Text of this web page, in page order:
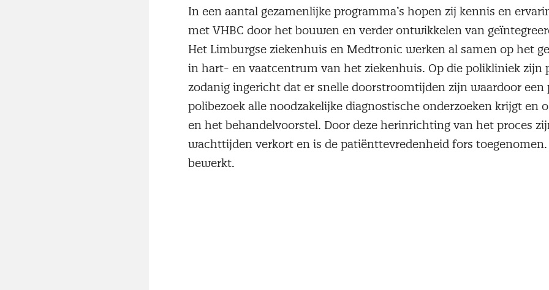
In een aantal gezamenlijke programma’s hopen zij kennis en
met VHBC door het bouwen en verder ontwikkelen van
Het Limburgse ziekenhuis en Medtronic werken al samen op het
in hart- en vaatcentrum van het ziekenhuis. Op die polikliniek zijn
zodanig ingericht dat er snelle doorstroomtijden zijn waardoor een
polibezoek alle noodzakelijke diagnostische onderzoeken krijgt en
en het behandelvoorstel. Door deze herinrichting van het proces
wachttijden verkort en is de patiënttevredenheid fors toegenomen.
bewerkt.